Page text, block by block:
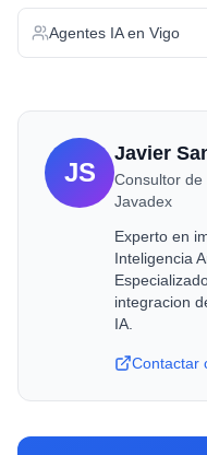
Agentes IAen Vigo
JS
Javier
Consultor de
Javadex
Experto en
Inteligencia
integracion
IA.
Contactar